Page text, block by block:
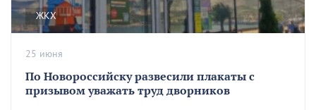
ЖКХ
По Новороссийску развесили плакаты с
призывом уважать труд дворников
25 июня